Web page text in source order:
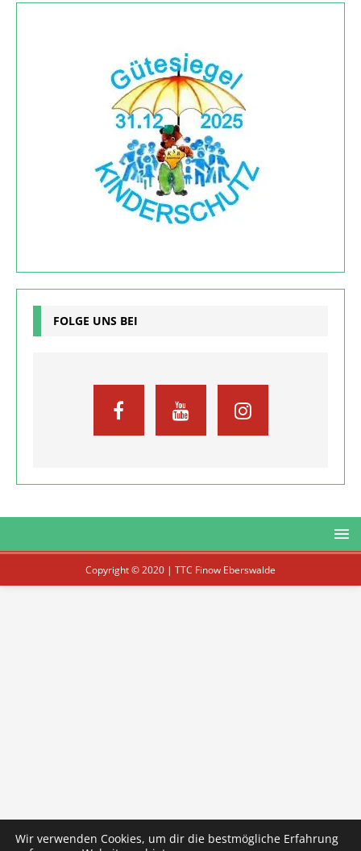
FOLGE UNS BEI
Copyright © 2020 | TTC Finow Eberswalde
Wir verwenden Cookies, um dir die bestmögliche Erfahrung